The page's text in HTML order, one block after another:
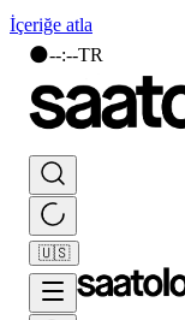
İçeriğe atla
🌑--:--TR
🇺🇸